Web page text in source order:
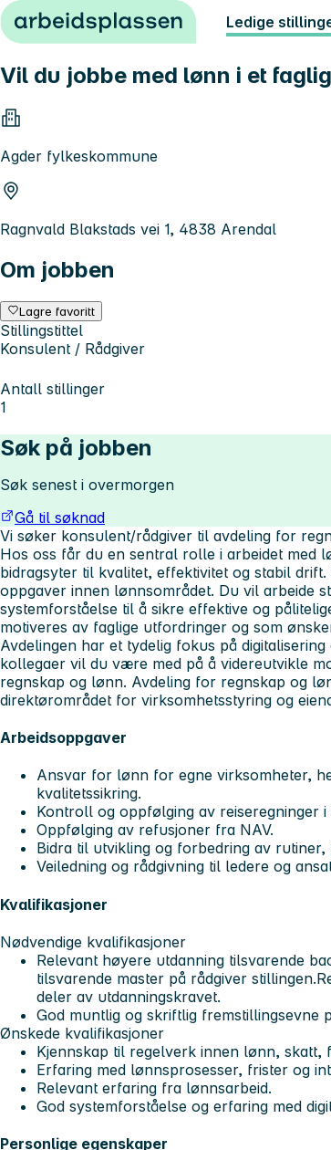
Hopp til innhold Ledige
Vil du jobbe med lønn i et
Agder fylkeskommune
Ragnvald Blakstads vei 1, 4838 Arendal
Om jobben
Lagre favoritt
Stillingstittel
Konsulent / Rådgiver
Antall stillinger
1
Søk på jobben
Søk senest i overmorgen
Gå til søknad
Vi søker konsulent/rådgiver til avdeling for
Hos oss får du en sentral rolle i arbeidet med
bidragsyter til kvalitet, effektivitet og stabil
oppgaver innen lønnsområdet. Du vil arbeide
systemforståelse til å sikre effektive og
motiveres av faglige utfordringer og som
Avdelingen har et tydelig fokus på
kollegaer vil du være med på å videreutvikle
regnskap og lønn. Avdeling for regnskap og
direktørområdet for virksomhetsstyring og
Arbeidsoppgaver
Ansvar for lønn for egne virksomheter,
kvalitetssikring.
Kontroll og oppfølging av reiseregninger
Oppfølging av refusjoner fra NAV.
Bidra til utvikling og forbedring av
Veiledning og rådgivning til ledere og
Kvalifikasjoner
Nødvendige kvalifikasjoner
Relevant høyere utdanning tilsvarende
tilsvarende master på rådgiver
deler av utdanningskravet.
God muntlig og skriftlig fremstillingsevne
Ønskede kvalifikasjoner
Kjennskap til regelverk innen lønn, skatt,
Erfaring med lønnsprosesser, frister og
Relevant erfaring fra lønnsarbeid.
God systemforståelse og erfaring med
Personlige egenskaper